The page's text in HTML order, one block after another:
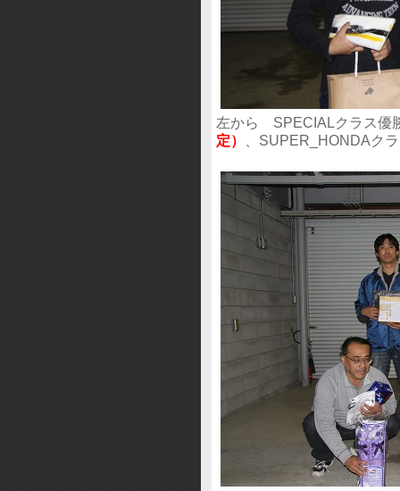
左から SPECIALクラス優
定）
、SUPER_HONDAク